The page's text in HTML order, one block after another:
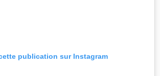
publication sur Instagram